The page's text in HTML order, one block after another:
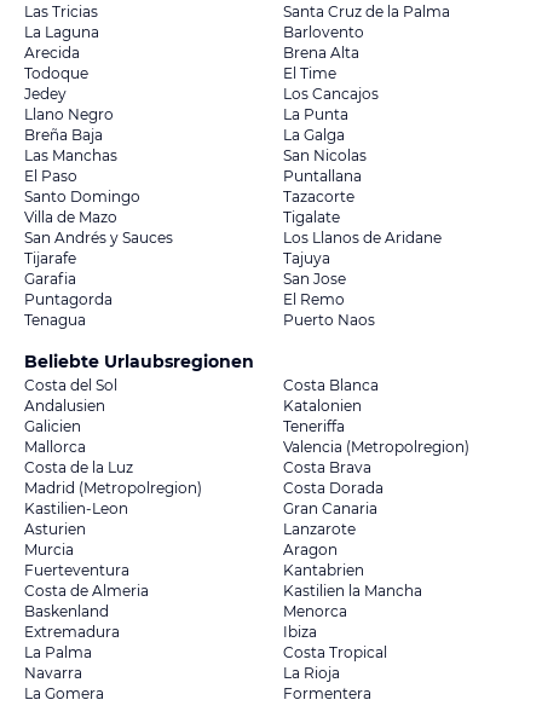
Las Tricias
Santa Cruz de la Palma
La Laguna
Barlovento
Arecida
Brena Alta
Todoque
El Time
Jedey
Los Cancajos
Llano Negro
La Punta
Breña Baja
La Galga
Las Manchas
San Nicolas
El Paso
Puntallana
Santo Domingo
Tazacorte
Villa de Mazo
Tigalate
San Andrés y Sauces
Los Llanos de Aridane
Tijarafe
Tajuya
Garafia
San Jose
Puntagorda
El Remo
Tenagua
Puerto Naos
Beliebte Urlaubsregionen
Costa del Sol
Costa Blanca
Andalusien
Katalonien
Galicien
Teneriffa
Mallorca
Valencia (Metropolregion)
Costa de la Luz
Costa Brava
Madrid (Metropolregion)
Costa Dorada
Kastilien-Leon
Gran Canaria
Asturien
Lanzarote
Murcia
Aragon
Fuerteventura
Kantabrien
Costa de Almeria
Kastilien la Mancha
Baskenland
Menorca
Extremadura
Ibiza
La Palma
Costa Tropical
Navarra
La Rioja
La Gomera
Formentera